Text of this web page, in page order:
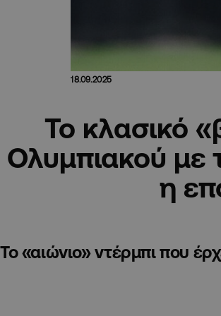
18.09.2025
Το κλασικό
Ολυμπιακού με
η
Το «αιώνιο» ντέρμπι που